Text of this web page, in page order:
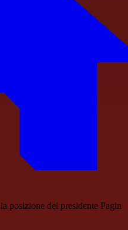
posizione del presidente Pagin